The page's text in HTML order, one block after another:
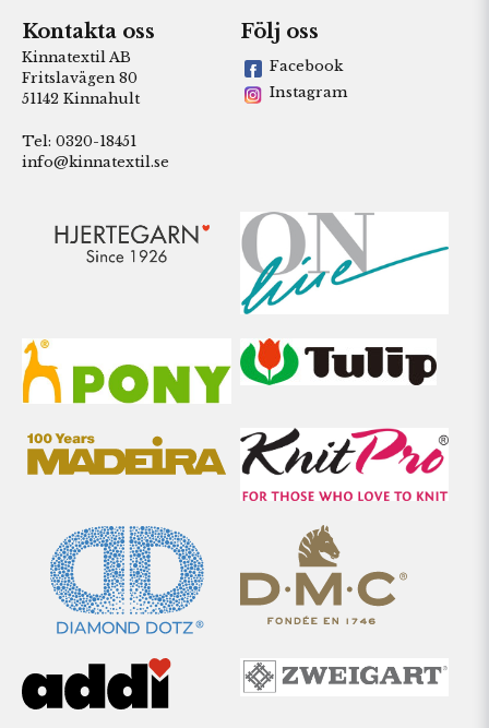
Kontakta oss
Kinnatextil AB
Fritslavägen 80
51142 Kinnahult
Tel: 0320-18451
info@kinnatextil.se
Följ oss
Facebook
Instagram